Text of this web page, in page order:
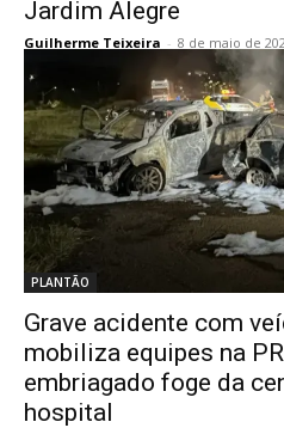
Jardim Alegre
Guilherme Teixeira - 8 de maio de
PLANTÃO
Grave acidente com
mobiliza equipes na
embriagado foge da
hospital